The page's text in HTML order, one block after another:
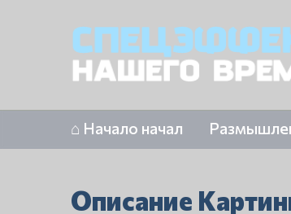
⌂ Начало начал
Описание